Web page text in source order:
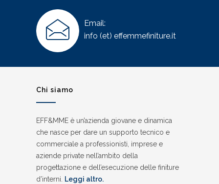
Email:
info (et) effemmefiniture.it
Chi siamo
EFF&MME è un’azienda giovane e dinamica
che nasce per dare un supporto tecnico e
commerciale a professionisti, imprese e
aziende private nell’ambito della
progettazione e dell’esecuzione delle finiture
d’interni. Leggi altro.